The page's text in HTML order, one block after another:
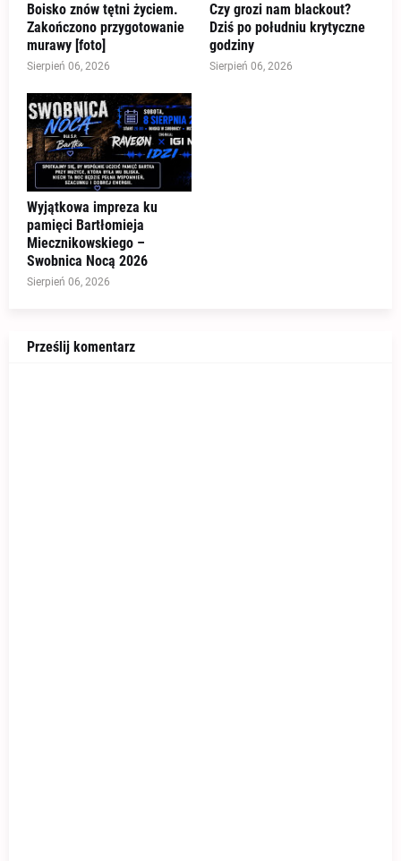
Boisko znów tętni życiem.
Zakończono przygotowanie
murawy [foto]
Sierpień 06, 2026
Czy grozi nam blackout?
Dziś po południu krytyczne
godziny
Sierpień 06, 2026
Wyjątkowa impreza ku
pamięci Bartłomieja
Miecznikowskiego –
Swobnica Nocą 2026
Sierpień 06, 2026
Prześlij komentarz